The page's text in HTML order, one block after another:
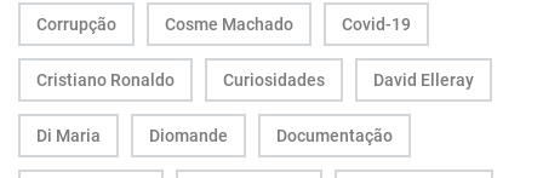
Corrupção Cosme Machado Covid-19
Cristiano Ronaldo Curiosidades David Elleray
Di Maria Diomande Documentação